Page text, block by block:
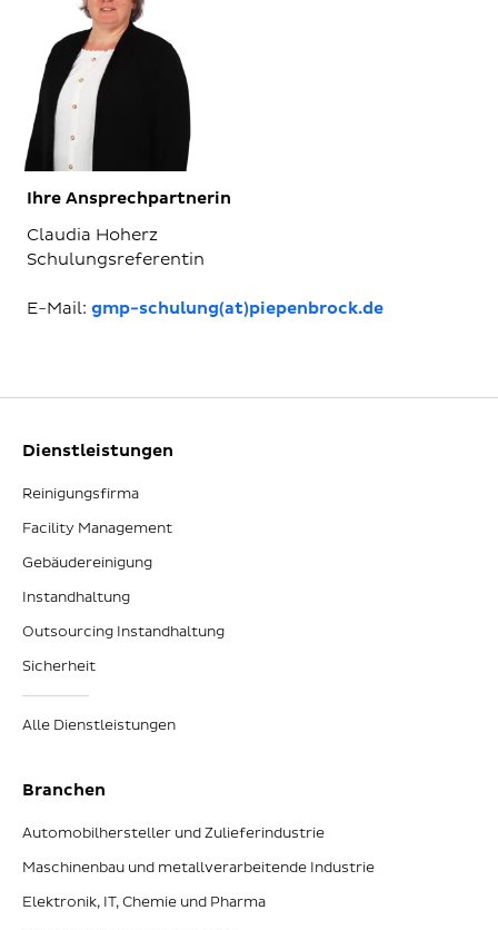
Ihre Ansprechpartnerin
Claudia Hoherz
Schulungsreferentin
E-Mail:gmp-schulung(at)piepenbrock.de
Dienstleistungen
Reinigungsfirma
Facility Management
Gebäudereinigung
Instandhaltung
Outsourcing Instandhaltung
Sicherheit
Alle Dienstleistungen
Branchen
Automobilhersteller und Zulieferindustrie
Maschinenbau und metallverarbeitende Industrie
Elektronik, IT, Chemie und Pharma